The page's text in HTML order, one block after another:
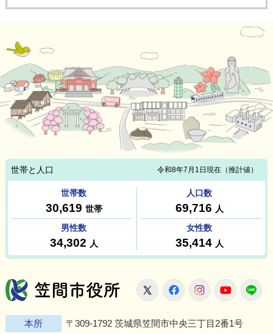
笠間市役所
X FacebookInstagram
本所 〒309-1792 茨城県笠間市中央三丁目2番1号